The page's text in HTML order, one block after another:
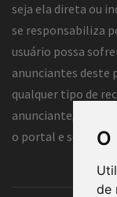
de
seja ela direta ou
se responsabiliza
usuário possa
anunciantes deste
qualquer tipo de
anunciante, deve
o portal e seus